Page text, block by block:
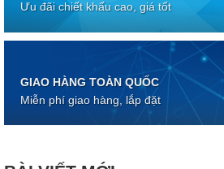
Ưu đãi chiết khấu cao, giá tốt
GIAO HÀNG TOÀN QUỐC
Miễn phí giao hàng, lắp đặt